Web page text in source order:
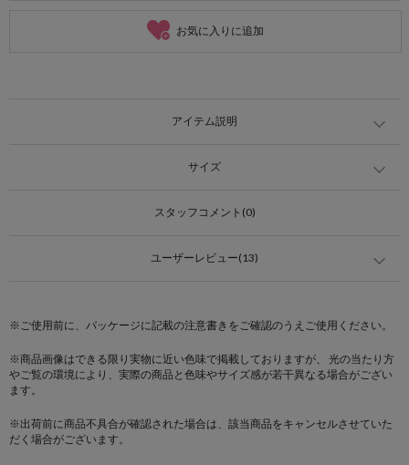
お気に入りに追加
アイテム説明
サイズ
スタッフコメント(0)
ユーザーレビュー(13)
※ご使用前に、パッケージに記載の注意書きをご確認のうえご使用ください。
※商品画像はできる限り実物に近い色味で掲載しておりますが、 光の当たり方
やご覧の環境により、実際の商品と色味やサイズ感が若干異なる場合がござい
ます。
※出荷前に商品不具合が確認された場合は、該当商品をキャンセルさせていた
だく場合がございます。